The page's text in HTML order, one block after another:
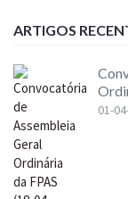
ARTIGOS
01-